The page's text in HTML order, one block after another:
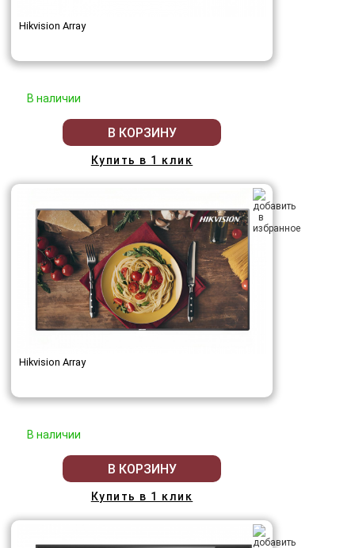
Hikvision Array
В наличии
В КОРЗИНУ
Купить в 1 клик
Hikvision Array
В наличии
В КОРЗИНУ
Купить в 1 клик